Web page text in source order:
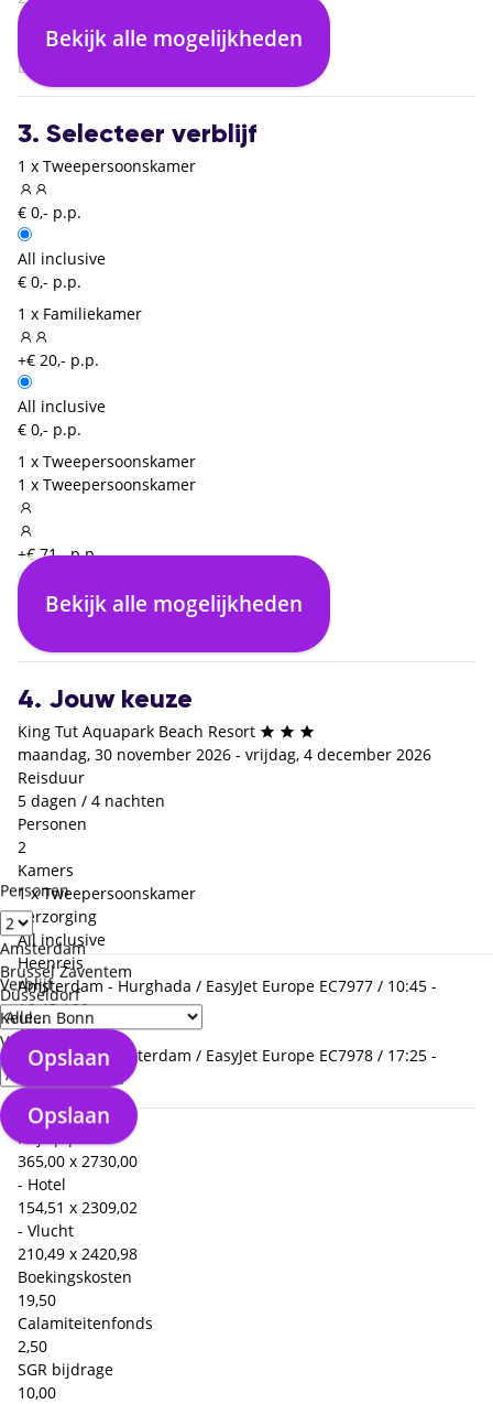
Personen
Verblijf
Verzorgingstype
Opslaan
Amsterdam
Brussel Zaventem
Düsseldorf
Keulen Bonn
Opslaan
Hurghada (HRG)
05:20
Dusseldorf (DUS)
Bekijk alle mogelijkheden
3. Selecteer verblijf
1 x Tweepersoonskamer
€ 0,- p.p.
All inclusive
€ 0,- p.p.
1 x Familiekamer
+€ 20,- p.p.
All inclusive
€ 0,- p.p.
1 x Tweepersoonskamer
1 x Tweepersoonskamer
+€ 71,- p.p.
All inclusive
€ 0,- p.p.
Bekijk alle mogelijkheden
4. Jouw keuze
King Tut Aquapark Beach Resort
maandag, 30 november 2026 - vrijdag, 4 december 2026
Reisduur
5 dagen / 4 nachten
Personen
2
Kamers
1 x Tweepersoonskamer
Verzorging
All inclusive
Heenreis
Amsterdam - Hurghada / EasyJet Europe EC7977 / 10:45 -
16:45 / 30 nov.
Terugreis
Hurghada - Amsterdam / EasyJet Europe EC7978 / 17:25 -
22:05 / 04 dec.
Prijs p.p.
365,00 x 2730,00
- Hotel
154,51 x 2309,02
- Vlucht
210,49 x 2420,98
Boekingskosten
19,50
Calamiteitenfonds
2,50
SGR bijdrage
10,00